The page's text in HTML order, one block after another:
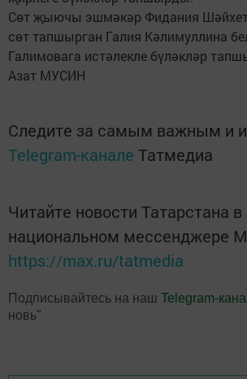
Сөт җыючы эшмәкәр Фидания
сөт тапшырган Галия Кәлимуллина
Галимовага истәлекле бүләкләр
Азат МУСИН
Следите за самым важным и
Telegram-канале Татмедиа
Читайте новости Татарстана в
национальном мессенджере
https://max.ru/tatmedia
Подписывайтесь на наш Telegram-
новь"